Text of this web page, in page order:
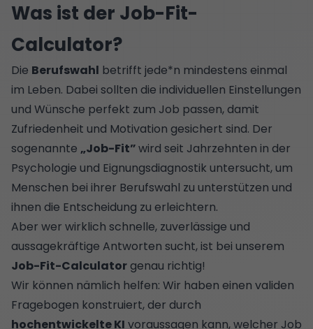
Was ist der Job-Fit-
Calculator?
Die Berufswahl betrifft jede*n mindestens einmal
im Leben. Dabei sollten die individuellen Einstellungen
und Wünsche perfekt zum Job passen, damit
Zufriedenheit und Motivation gesichert sind. Der
sogenannte „Job-Fit”wird seit Jahrzehnten in der
Psychologie und Eignungsdiagnostik untersucht, um
Menschen bei ihrer Berufswahl zu unterstützen und
ihnen die Entscheidung zu erleichtern.
Aber wer wirklich schnelle, zuverlässige und
aussagekräftige Antworten sucht, ist bei unserem
Job-Fit-Calculatorgenau richtig!
Wir können nämlich helfen: Wir haben einen validen
Fragebogen konstruiert, der durch
hochentwickelte KI voraussagen kann, welcher Job